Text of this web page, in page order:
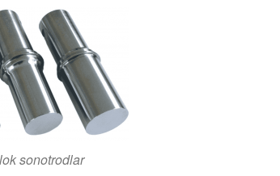
sonotrodlar